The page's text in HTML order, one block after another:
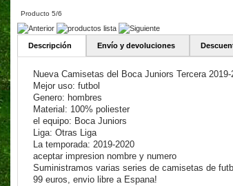
Producto 5/6
Descripción Envío y devoluciones
Nueva Camisetas del Boca Juniors Tercera 2019-
Mejor uso: futbol
Genero: hombres
Material: 100% poliester
el equipo: Boca Juniors
Liga: Otras Liga
La temporada: 2019-2020
aceptar impresion nombre y numero
Suministramos varias series de camisetas de
99 euros, envio libre a Espana!